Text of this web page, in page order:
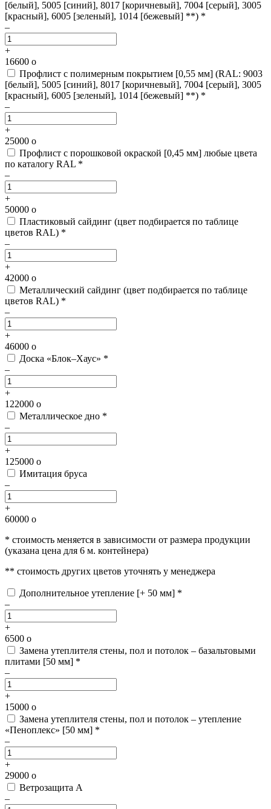
[белый], 5005 [синий], 8017 [коричневый], 7004 [серый], 3005
[красный], 6005 [зеленый], 1014 [бежевый] **) *
–
+
16600 o
Профлист с полимерным покрытием [0,55 мм] (RAL: 9003
[белый], 5005 [синий], 8017 [коричневый], 7004 [серый], 3005
[красный], 6005 [зеленый], 1014 [бежевый] **) *
–
+
25000 o
Профлист с порошковой окраской [0,45 мм] любые цвета
по каталогу RAL *
–
+
50000 o
Пластиковый сайдинг (цвет подбирается по таблице
цветов RAL) *
–
+
42000 o
Металлический сайдинг (цвет подбирается по таблице
цветов RAL) *
–
+
46000 o
Доска «Блок–Хаус» *
–
+
122000 o
Металлическое дно *
–
+
125000 o
Имитация бруса
–
+
60000 o
* стоимость меняется в зависимости от размера продукции
(указана цена для 6 м. контейнера)
** стоимость других цветов уточнять у менеджера
Дополнительное утепление [+ 50 мм] *
–
+
6500 o
Замена утеплителя стены, пол и потолок – базальтовыми
плитами [50 мм] *
–
+
15000 o
Замена утеплителя стены, пол и потолок – утепление
«Пеноплекс» [50 мм] *
–
+
29000 o
Ветрозащита А
–